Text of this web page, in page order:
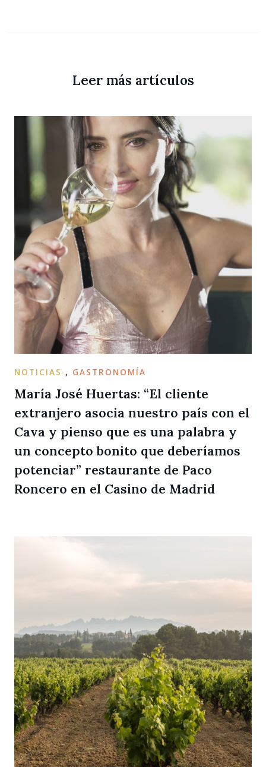
Leer más artículos
NOTICIAS , GASTRONOMÍA
María José Huertas: “El cliente
extranjero asocia nuestro país con el
Cava y pienso que es una palabra y
un concepto bonito que deberíamos
potenciar” restaurante de Paco
Roncero en el Casino de Madrid